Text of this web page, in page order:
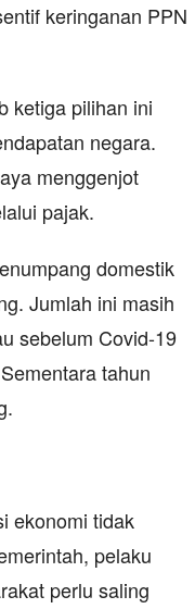
keringanan PPN
ketiga pilihan ini
negara.
menggenjot
pajak.
domestik
Jumlah ini masih
sebelum Covid-19
tahun
ekonomi tidak
pelaku
perlu saling